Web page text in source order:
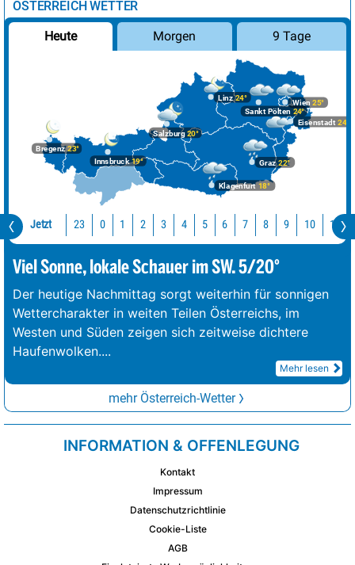
ÖSTERREICH WETTER
Heute Morgen 9 Tage
Bregenz23°
Graz22°
Innsbruck19°
Klagenfurt 18°
Linz24°
Salzburg20°
Wien 25°
Eisenstadt 24°
Sankt Pölten 24°
Jetzt 23 0 1 2 3 4 5 6 7 8 9 10 11
Viel Sonne, lokale Schauer im SW. 5/20°
Der heutige Nachmittag sorgt weiterhin für sonnigen
Wettercharakter in weiten Teilen Österreichs, im
Westen und Süden zeigen sich zeitweise dichtere
Haufenwolken....
Mehr lesen
mehr Österreich-Wetter
INFORMATION & OFFENLEGUNG
Kontakt
Impressum
Datenschutzrichtlinie
Cookie-Liste
AGB